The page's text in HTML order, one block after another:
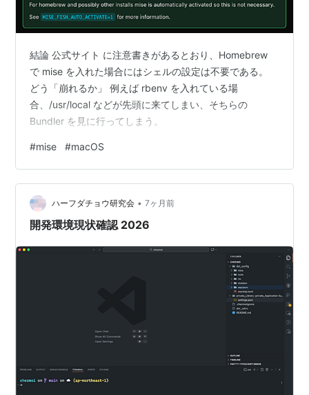
結論 公式サイト に注意書きがあるとおり、Homebrew
で mise を入れた場合にはシェルの設定は不要である。
どう「崩れるか」 例えば rbenv を入れている場
合、/usr/local などが先頭に来てしまい、そちらの
Bundler を見に行ってしまう。
#mise #macOS
ハーフダチョウ研究会 • 7ヶ月前
開発環境現状確認 2026